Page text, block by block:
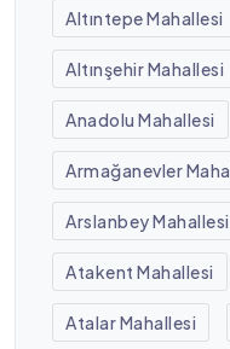
Altıntepe Mahallesi
Altınşehir Mahallesi
Anadolu Mahallesi
Armağanevler
Arslanbey Mahallesi
Atakent Mahallesi
Atalar Mahallesi